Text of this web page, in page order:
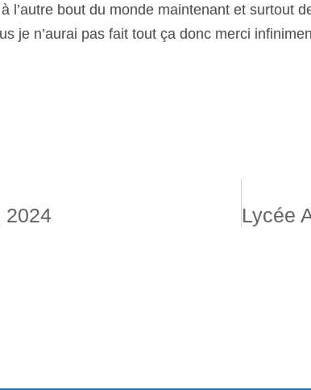
l’autre bout du monde maintenant et surtout
je n’aurai pas fait tout ça donc merci
2024